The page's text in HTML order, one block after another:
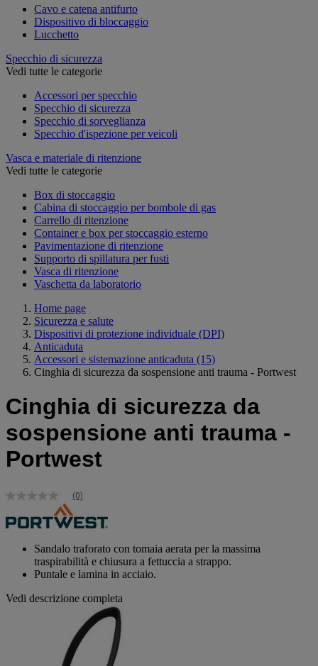
Cavo e catena antifurto
Dispositivo di bloccaggio
Lucchetto
Specchio di sicurezza
Vedi tutte le categorie
Accessori per specchio
Specchio di sicurezza
Specchio di sorveglianza
Specchio d'ispezione per veicoli
Vasca e materiale di ritenzione
Vedi tutte le categorie
Box di stoccaggio
Cabina di stoccaggio per bombole di gas
Carrello di ritenzione
Container e box per stoccaggio esterno
Pavimentazione di ritenzione
Supporto di spillatura per fusti
Vasca di ritenzione
Vaschetta da laboratorio
Home page
Sicurezza e salute
Dispositivi di protezione individuale (DPI)
Anticaduta
Accessori e sistemazione anticaduta (15)
Cinghia di sicurezza da sospensione anti trauma - Portwest
Cinghia di sicurezza da
sospensione anti trauma -
Portwest
Nessuna
valutazione
Stesso
pagina.
(0)
Sandalo traforato con tomaia aerata per la massima
traspirabilità e chiusura a fettuccia a strappo.
Puntale e lamina in acciaio.
Vedi descrizione completa